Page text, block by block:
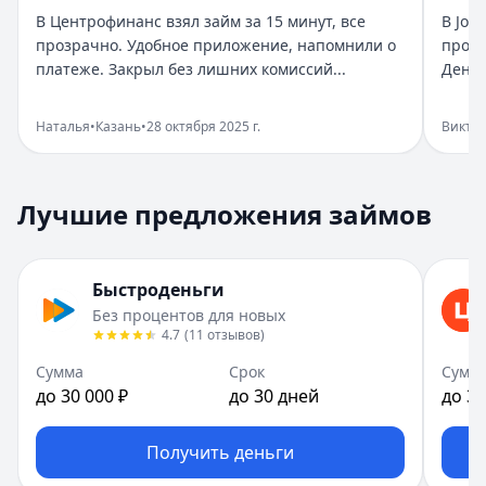
Дата: 28 октября 2025 г.
Взяла займ в Бюджет срочно нужны были деньги.
Помогли в нужный момент
Организация:Монеза
Срочно понадобились деньги, Монеза выручила.
Рейтинг:
Организация:Привет, сосед!
Город:Екатеринбург
28 октября 2025 г.
В Привет, сосед! оформила займ за пару минут.
Быстро и реально удобно
Рейтинг:4
Центрофинанс
Город:Казань
В Центрофинанс взял займ за 15 минут, все
прозрачно. Удобное приложение, напомнили о
платеже. Закрыл без лишних комиссий...
Наталья•Казань•28 октября 2025 г.
В
Лучшие предложения займов
Быстроденьги
Без процентов для новых
4.7 (11 отзывов)
Сумма
до 30 000 ₽
Срок
до 30 дней
Получить деньги
до